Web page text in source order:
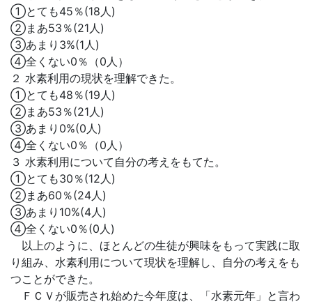
①とても45％(18人)
②まあ53％(21人)
③あまり3%(1人)
④全くない0％（0人）
２ 水素利用の現状を理解できた。
①とても48％(19人)
②まあ53％(21人)
③あまり0%(0人)
④全くない0％（0人）
３ 水素利用について自分の考えをもてた。
①とても30％(12人)
②まあ60％(24人)
③あまり10%(4人)
④全くない0％(0人)
以上のように、ほとんどの生徒が興味をもって実践に取
り組み、水素利用について現状を理解し、自分の考えをも
つことができた。
ＦＣＶが販売され始めた今年度は、「水素元年」と言わ